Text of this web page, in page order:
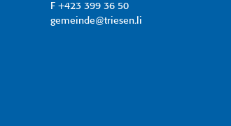
F +423 399 36 50
gemeinde@triesen.li